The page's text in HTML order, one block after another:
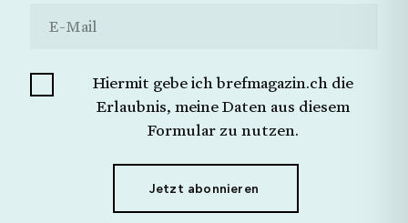
Schliessen Jetzt Senden
Hiermit gebe ich brefmagazin.ch die Erlaubnis,
meine Daten aus diesem Formular zu nutzen.
Jetzt abonnieren
Hiermit gebe ich brefmagazin.ch die
Erlaubnis, meine Daten aus diesem
Formular zu nutzen.
Jetzt abonnieren